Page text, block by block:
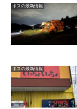
ボスの最新情報
ボスの最新情報